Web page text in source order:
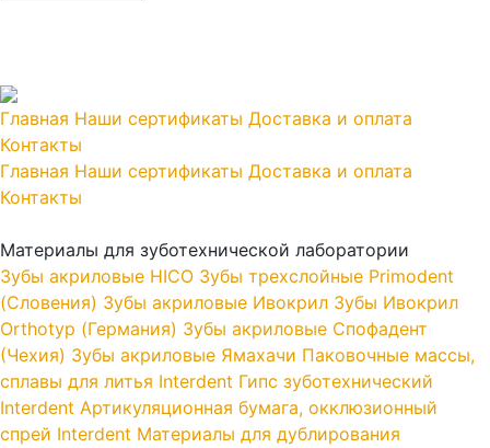
Главная Наши сертификаты Доставка и оплата
Контакты
Главная Наши сертификаты Доставка и оплата
Контакты
Материалы для зуботехнической лаборатории
Зубы акриловые HICO Зубы трехслойные Primodent
(Словения) Зубы акриловые Ивокрил Зубы Ивокрил
Orthotyp (Германия) Зубы акриловые Спофадент
(Чехия) Зубы акриловые Ямахачи Паковочные массы,
сплавы для литья Interdent Гипс зуботехнический
Interdent Артикуляционная бумага, окклюзионный
спрей Interdent Материалы для дублирования